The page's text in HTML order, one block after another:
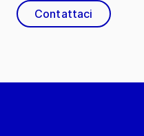
Contattaci